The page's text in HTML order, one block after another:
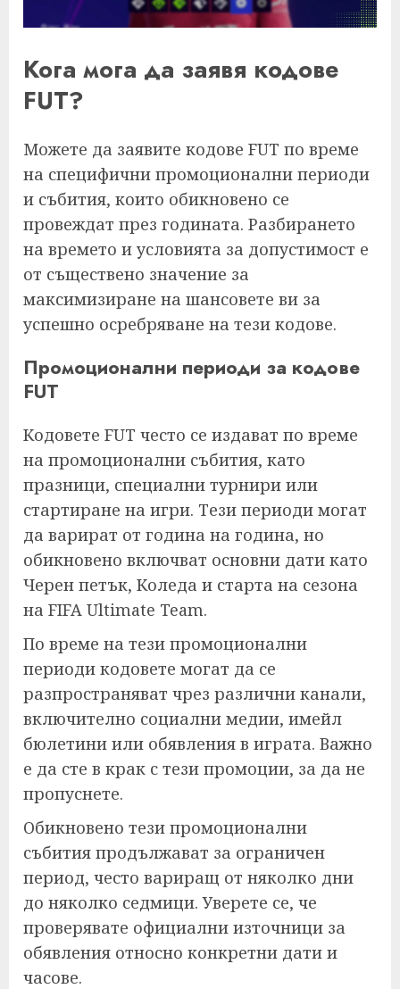
Кога мога да заявя кодове
FUT?
Можете да заявите кодове FUT по време
на специфични промоционални периоди
и събития, които обикновено се
провеждат през годината. Разбирането
на времето и условията за допустимост е
от съществено значение за
максимизиране на шансовете ви за
успешно осребряване на тези кодове.
Промоционални периоди за кодове
FUT
Кодовете FUT често се издават по време
на промоционални събития, като
празници, специални турнири или
стартиране на игри. Тези периоди могат
да варират от година на година, но
обикновено включват основни дати като
Черен петък, Коледа и старта на сезона
на FIFA Ultimate Team.
По време на тези промоционални
периоди кодовете могат да се
разпространяват чрез различни канали,
включително социални медии, имейл
бюлетини или обявления в играта. Важно
е да сте в крак с тези промоции, за да не
пропуснете.
Обикновено тези промоционални
събития продължават за ограничен
период, често вариращ от няколко дни
до няколко седмици. Уверете се, че
проверявате официални източници за
обявления относно конкретни дати и
часове.